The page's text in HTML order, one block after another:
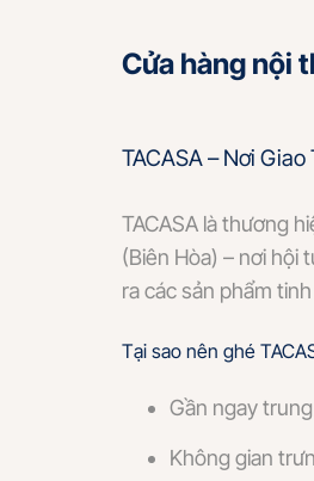
Cửa hàng nội
TACASA – Nơi
TACASA là thương
(Biên Hòa) – nơi hội
ra các sản phẩm
Tại sao nên ghé
Gần ngay
Không gian